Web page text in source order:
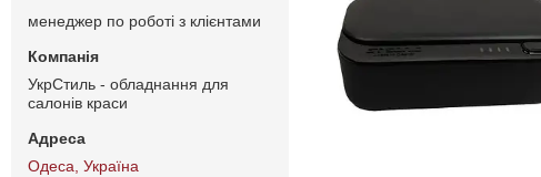
менеджер по роботі з клієнтами
УкрСтиль - обладнання для
салонів краси
Одеса, Україна